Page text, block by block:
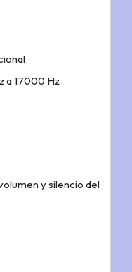
a 17000 Hz
y silencio del